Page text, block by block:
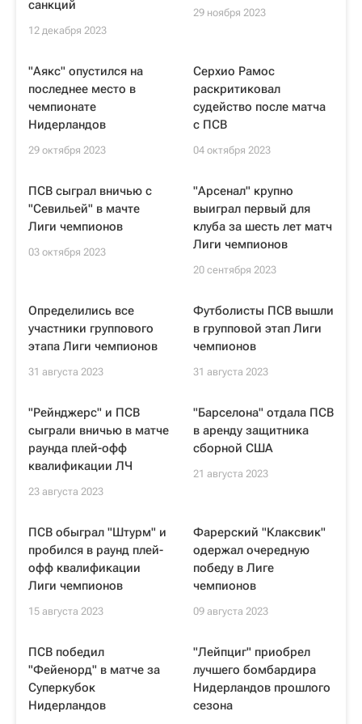
санкций
12 декабря 2023
29 ноября 2023
"Аякс" опустился на
последнее место в
чемпионате
Нидерландов
29 октября 2023
Серхио Рамос
раскритиковал
судейство после матча
с ПСВ
04 октября 2023
ПСВ сыграл вничью с
"Севильей" в мачте
Лиги чемпионов
03 октября 2023
"Арсенал" крупно
выиграл первый для
клуба за шесть лет матч
Лиги чемпионов
20 сентября 2023
Определились все
участники группового
этапа Лиги чемпионов
31 августа 2023
Футболисты ПСВ вышли
в групповой этап Лиги
чемпионов
31 августа 2023
"Рейнджерс" и ПСВ
сыграли вничью в матче
раунда плей-офф
квалификации ЛЧ
23 августа 2023
"Барселона" отдала ПСВ
в аренду защитника
сборной США
21 августа 2023
ПСВ обыграл "Штурм" и
пробился в раунд плей-
офф квалификации
Лиги чемпионов
15 августа 2023
Фарерский "Клаксвик"
одержал очередную
победу в Лиге
чемпионов
09 августа 2023
ПСВ победил
"Фейенорд" в матче за
Суперкубок
Нидерландов
"Лейпциг" приобрел
лучшего бомбардира
Нидерландов прошлого
сезона